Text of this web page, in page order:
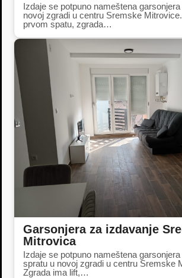
Izdaje se potpuno nameštena
novoj zgradi u centru Sremske
prvom spatu, zgrada…
Garsonjera za izdavanje
Mitrovica
Izdaje se potpuno nameštena
spratu u novoj zgradi u centru Sremske
Zgrada ima lift,…